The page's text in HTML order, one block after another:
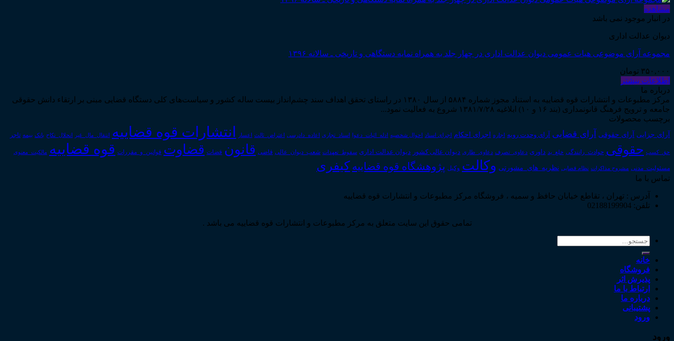
مشاهده
در انبار موجود نمی باشد
دیوان عدالت اداری
مجموعه آرای موضوعی هیات عمومی دیوان عدالت اداری در چهار جلد به همراه نمایه دستگاهی و تاریخی ـ سالانه ۱۳۹۶
۳۵۰,۰۰۰ تومان
اطلاعات بیشتر
درباره ما
مرکز مطبوعات و انتشارات قوه قضاییه به استناد مجوز شماره ۵۸۸۴ از سال ۱۳۸۰ در راستای تحقق اهداف سند چشم‌انداز بیست ساله کشور و سیاست‌های کلی دستگاه قضایی مبنی بر ارتقاء دانش حقوقی
جامعه و ترویج فرهنگ قانونمداری (بند ۱۶ و ۱۰) ابلاغیه ۱۳۸۱/۷/۲۸ شروع به فعالیت نمود...
برچسب محصولات
آرای جزایی آرای حقوقی آرای قضایی آرای وحدت رویه اجاره اجرای احکام اجرای اسناد احوال شخصیه ادله_اثبات_دعوا اسناد_تجاری اعاده_دادرسی اعتراض_ثالث اعسار انتشارات قوه قضاییه انتقال_مال_غیر انحلال_نکاح بانک بیمه تاجر
حق_کسب حقوقی حوادث_رانندگی خلع_ید داوری دعاوی_تصرف دعاوی_طاری دیوان عالی کشور دیوان عدالت اداری سقوط_تعهدات شعب_دیوان_عالی قاضی قانون قضات قضاوت قوانین_و_مقررات قوه قضاییه مالکیت_معنوی
مسئولیت_مدنی مشروح مذاکرات نظام قضایی نظریه_های_مشورتی وکالت وکیل پژوهشگاه قوه قضاییه کیفری
تماس با ما
آدرس : تهران ، تقاطع خیابان حافظ و سمیه ، فروشگاه مرکز مطبوعات و انتشارات قوه قضاییه
تلفن: 02188199904
تمامی حقوق این سایت متعلق به مرکز مطبوعات و انتشارات قوه قضاییه می باشد .
جستجو
خانه
فروشگاه
پذیرش اثر
ارتباط با ما
درباره ما
پشتیبانی
ورود
ورود